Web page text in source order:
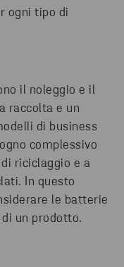
ogni tipo di
il noleggio e il
raccolta e un
di business
complessivo
riciclaggio e a
In questo
le batterie
un prodotto.